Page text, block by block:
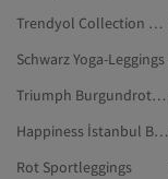
Trendyol Collection Rot Sportleggings
Schwarz Yoga-Leggings
Triumph Burgundrot Sportleggings
Happiness İstanbul Burgundrot Sportleggings
Rot Sportleggings